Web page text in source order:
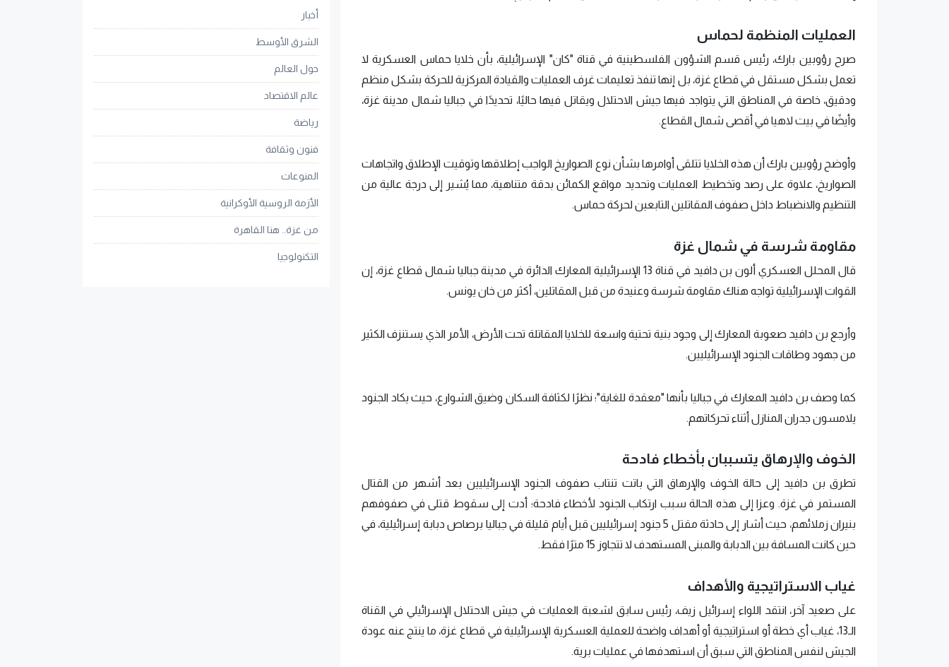
العمليات المنظمة لحماس
صرح رؤوبين بارك، رئيس قسم الشؤون الفلسطينية في قناة "كان" الإسرائيلية، بأن خلايا حماس العسكرية لا
تعمل بشكل مستقل في قطاع غزة، بل إنها تنفذ تعليمات غرف العمليات والقيادة المركزية للحركة بشكل منظم
ودقيق، خاصة في المناطق التي يتواجد فيها جيش الاحتلال ويقاتل فيها حاليًا، تحديدًا في جباليا شمال مدينة غزة،
وأيضًا في بيت لاهيا في أقصى شمال القطاع.
وأوضح رؤوبين بارك أن هذه الخلايا تتلقى أوامرها بشأن نوع الصواريخ الواجب إطلاقها وتوقيت الإطلاق واتجاهات
الصواريخ، علاوة على رصد وتخطيط العمليات وتحديد مواقع الكمائن بدقة متناهية، مما يُشير إلى درجة عالية من
التنظيم والانضباط داخل صفوف المقاتلين التابعين لحركة حماس.
مقاومة شرسة في شمال غزة
قال المحلل العسكري ألون بن دافيد في قناة 13 الإسرائيلية المعارك الدائرة في مدينة جباليا شمال قطاع غزة، إن
القوات الإسرائيلية تواجه هناك مقاومة شرسة وعنيدة من قبل المقاتلين، أكثر من خان يونس.
وأرجع بن دافيد صعوبة المعارك إلى وجود بنية تحتية واسعة للخلايا المقاتلة تحت الأرض، الأمر الذي يستنزف الكثير
من جهود وطاقات الجنود الإسرائيليين.
كما وصف بن دافيد المعارك في جباليا بأنها "معقدة للغاية"؛ نظرًا لكثافة السكان وضيق الشوارع، حيث يكاد الجنود
يلامسون جدران المنازل أثناء تحركاتهم.
الخوف والإرهاق يتسببان بأخطاء فادحة
تطرق بن دافيد إلى حالة الخوف والإرهاق التي باتت تنتاب صفوف الجنود الإسرائيليين بعد أشهر من القتال
المستمر في غزة. وعزا إلى هذه الحالة سبب ارتكاب الجنود لأخطاء فادحة؛ أدت إلى سقوط قتلى في صفوفهم
بنيران زملائهم، حيث أشار إلى حادثة مقتل 5 جنود إسرائيليين قبل أيام قليلة في جباليا برصاص دبابة إسرائيلية، في
حين كانت المسافة بين الدبابة والمبنى المستهدف لا تتجاوز 15 مترًا فقط.
غياب الاستراتيجية والأهداف
على صعيد آخر، انتقد اللواء إسرائيل زيف، رئيس سابق لشعبة العمليات في جيش الاحتلال الإسرائيلي في القناة
الـ13، غياب أي خطة أو استراتيجية أو أهداف واضحة للعملية العسكرية الإسرائيلية في قطاع غزة، ما ينتج عنه عودة
الجيش لنفس المناطق التي سبق أن استهدفها في عمليات برية.
أخبار
الشرق الأوسط
حول العالم
عالم الاقتصاد
رياضة
فنون وثقافة
المنوعات
الأزمة الروسية الأوكرانية
من غزة.. هنا القاهرة
التكنولوجيا